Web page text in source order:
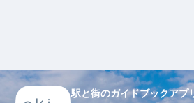
駅と街のガイドブックアプ